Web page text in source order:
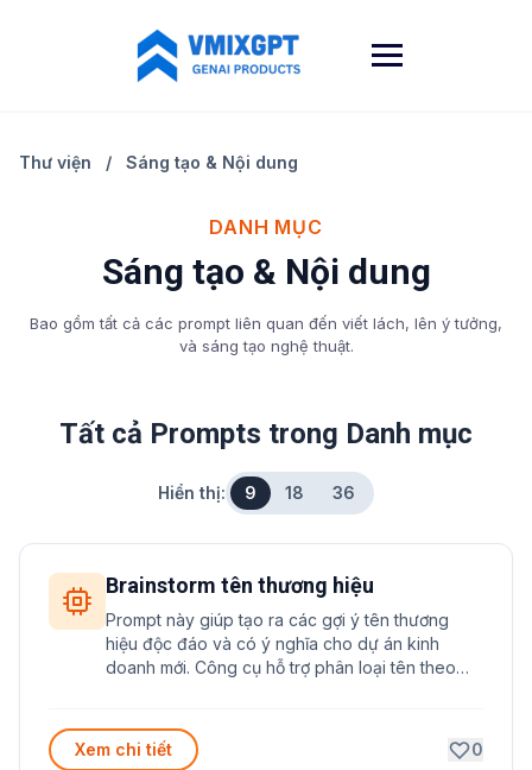
Thư viện / Sáng tạo & Nội dung
DANH MỤC
Sáng tạo & Nội dung
Bao gồm tất cả các prompt liên quan đến viết lách, lên ý tưởng,
và sáng tạo nghệ thuật.
Tất cả Prompts trong Danh mục
Hiển thị: 9 18 36
Brainstorm tên thương hiệu
Prompt này giúp tạo ra các gợi ý tên thương
hiệu độc đáo và có ý nghĩa cho dự án kinh
doanh mới. Công cụ hỗ trợ phân loại tên theo
Xem chi tiết
0